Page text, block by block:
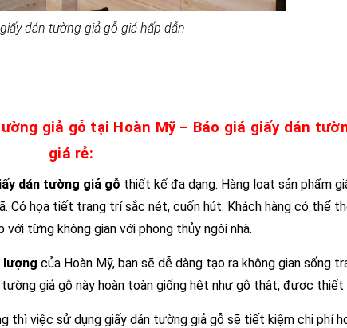
dán tường giả gỗ giá hấp dẫn
giả gỗ tại Hoàn Mỹ – Báo giá giấy dán
giá rẻ:
dán tường giả gỗ thiết kế đa dạng. Hàng loạt sản phẩm
Có họa tiết trang trí sắc nét, cuốn hút. Khách hàng có thể
từng không gian với phong thủy ngôi nhà.
lượng của Hoàn Mỹ, bạn sẽ dễ dàng tạo ra không gian sống
tường giả gỗ này hoàn toàn giống hệt như gỗ thật, được thiết
thì việc sử dụng giấy dán tường giả gỗ sẽ tiết kiệm chi phí